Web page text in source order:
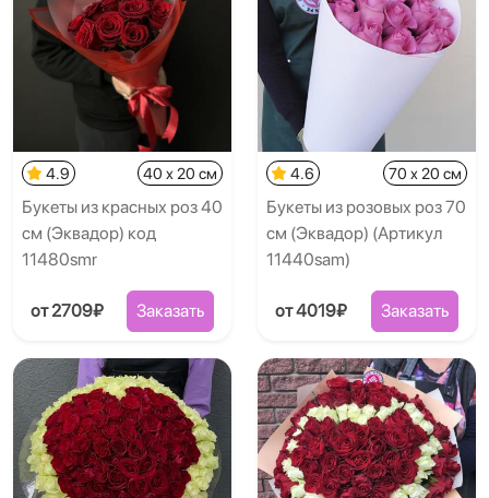
4.9 40 x 20 см
Букеты из красных роз 40
см (Эквадор) код
11480smr
от 2709₽ Заказать
4.6 70 x 20 см
Букеты из розовых роз 70
см (Эквадор) (Артикул
11440sam)
от 4019₽ Заказать